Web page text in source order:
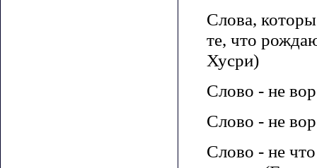
Слова,
те, что
Хусри)
Слово - не
Слово - не
Слово - не